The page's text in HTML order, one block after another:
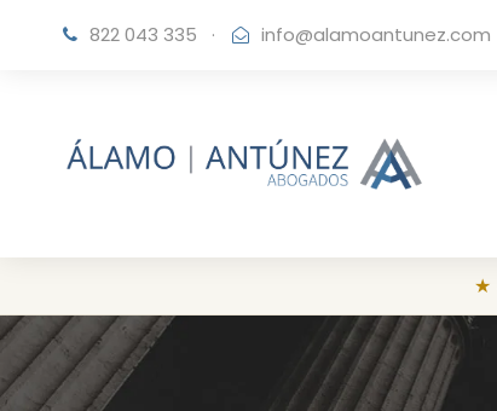
822 043 335 · info@alamoantunez.com
★